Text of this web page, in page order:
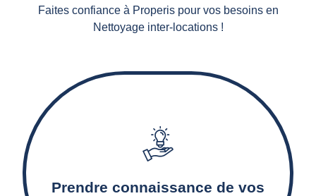
Faites confiance à Properis pour vos besoins en
Nettoyage inter-locations !
Prendre connaissance de vos
Notre agence de nettoyage détermine les
matériels adaptés.